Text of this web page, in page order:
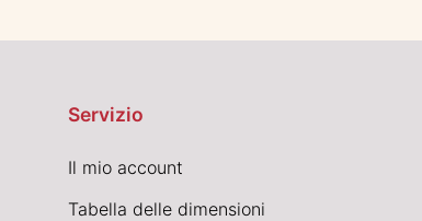
Servizio
Il mio account
Tabella delle dimensioni